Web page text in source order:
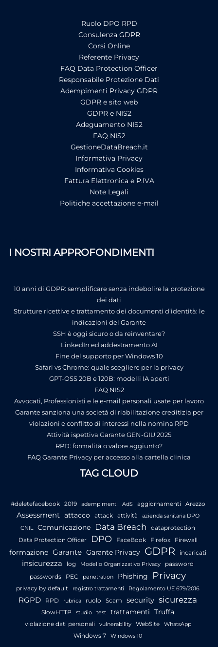
Ruolo DPO RPD
Consulenza GDPR
Corsi Online
Referente Privacy
FAQ Data Protection Officer
Responsabile Protezione Dati
Adempimenti Privacy GDPR
GDPR e sito web
GDPR e NIS2
Adeguamento NIS2
FAQ NIS2
GestioneDataBreach.it
Informativa Privacy
Informativa Cookies
Fattura Elettronica e P.IVA
Note Legali
Politiche accettazione e-mail
I NOSTRI APPROFONDIMENTI
10 anni di GDPR: semplificare senza indebolire la protezione
dei dati
Strutture ricettive e trattamento dei documenti d’identità: le
indicazioni del Garante
SSH è oggi sicuro o da reinventare?
LinkedIn ed addestramento AI
Fine del supporto per Windows 10
Safari vs Chrome: quale scegliere per la privacy
GPT-OSS 20B e 120B: modelli IA aperti
FAQ NIS2
Avvocati, Professionisti e le e-mail personali usate per lavoro
Garante sanziona una società di riabilitazione creditizia per
violazioni e conflitto di interessi nella nomina RPD
Attività ispettiva Garante GEN-GIU 2025
RPD: formalità o valore aggiunto?
FAQ Garante Privacy per accesso alla cartella clinica
TAG CLOUD
#deletefacebook 2019 adempimenti AdS aggiornamenti Arezzo
Assessment attacco attack attività
azienda sanitaria DPO
CNIL
Comunicazione Data Breach
dataprotection
Data Protection Officer
DPO FaceBook Firefox Firewall
formazione Garante Garante Privacy GDPR incaricati
insicurezza log Modello Organizzativo Privacy
password
passwords
PEC penetration Phishing Privacy
privacy by default registro trattamenti Regolamento UE 679/2016
RGPD RPD rubrica ruolo Scam security sicurezza
SlowHTTP studio test trattamenti Truffa
violazione dati personali vulnerability WebSite WhatsApp
Windows 7 Windows 10